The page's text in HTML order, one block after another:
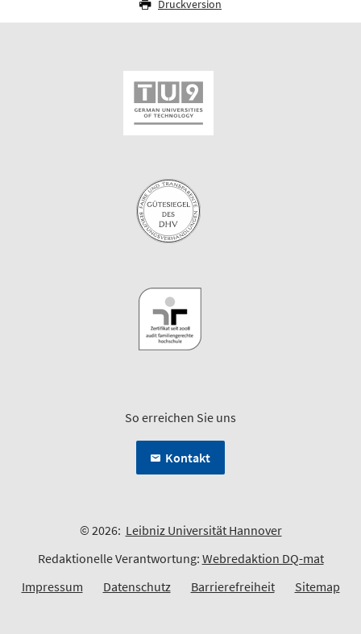
Druckversion
So erreichen Sie uns
Kontakt
© 2026: Leibniz Universität Hannover
Redaktionelle Verantwortung: Webredaktion DQ-mat
Impressum
Datenschutz Barrierefreiheit Sitemap